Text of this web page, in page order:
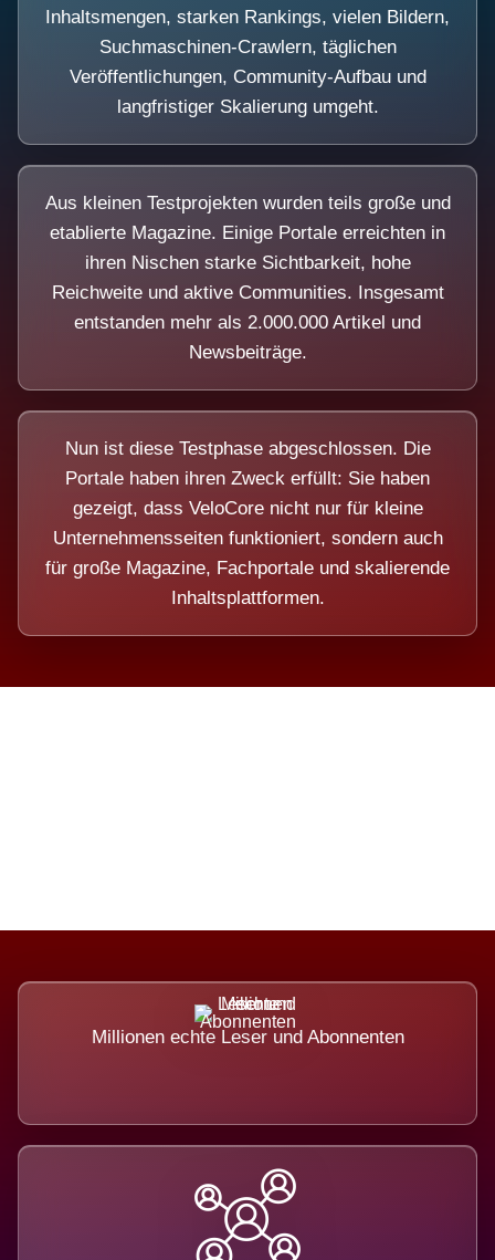
Inhaltsmengen, starken Rankings, vielen Bildern,
Suchmaschinen-Crawlern, täglichen
Veröffentlichungen, Community-Aufbau und
langfristiger Skalierung umgeht.
Aus kleinen Testprojekten wurden teils große und
etablierte Magazine. Einige Portale erreichten in
ihren Nischen starke Sichtbarkeit, hohe
Reichweite und aktive Communities. Insgesamt
entstanden mehr als 2.000.000 Artikel und
Newsbeiträge.
Nun ist diese Testphase abgeschlossen. Die
Portale haben ihren Zweck erfüllt: Sie haben
gezeigt, dass VeloCore nicht nur für kleine
Unternehmensseiten funktioniert, sondern auch
für große Magazine, Fachportale und skalierende
Inhaltsplattformen.
Millionen echte Leser und Abonnenten